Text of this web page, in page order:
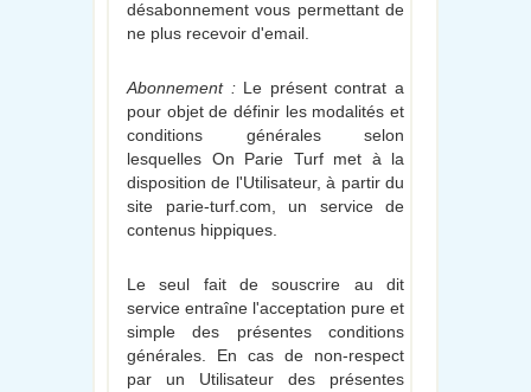
désabonnement vous permettant de
ne plus recevoir d'email.
Abonnement : Le présent contrat a
pour objet de définir les modalités et
conditions générales selon
lesquelles On Parie Turf met à la
disposition de l'Utilisateur, à partir du
site parie-turf.com, un service de
contenus hippiques.
Le seul fait de souscrire au dit
service entraîne l'acceptation pure et
simple des présentes conditions
générales. En cas de non-respect
par un Utilisateur des présentes